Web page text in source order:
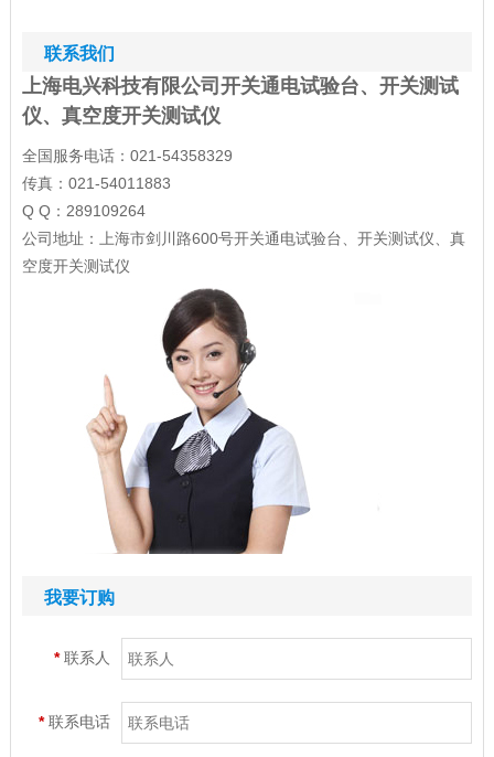
联系我们
上海电兴科技有限公司开关通电试验台、开关测试
仪、真空度开关测试仪
全国服务电话：021-54358329
传真：021-54011883
Q Q：289109264
公司地址：上海市剑川路600号开关通电试验台、开关测试仪、真
空度开关测试仪
我要订购
*联系人
*联系电话